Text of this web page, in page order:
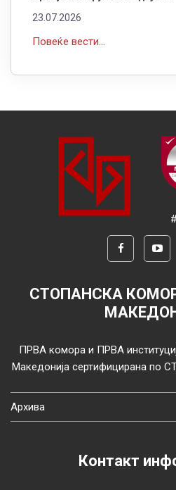
23.07.2026
Повеќе вести...
СТОПАНСКА
ПРВА комора и ПРВА
Македонија сертифицирана по
Архива
Контакт